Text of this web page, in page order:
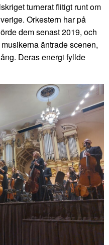
turnerat flitigt runt om
Orkestern har på
dem senast 2019, och
äntrade scenen,
Deras energi fyllde